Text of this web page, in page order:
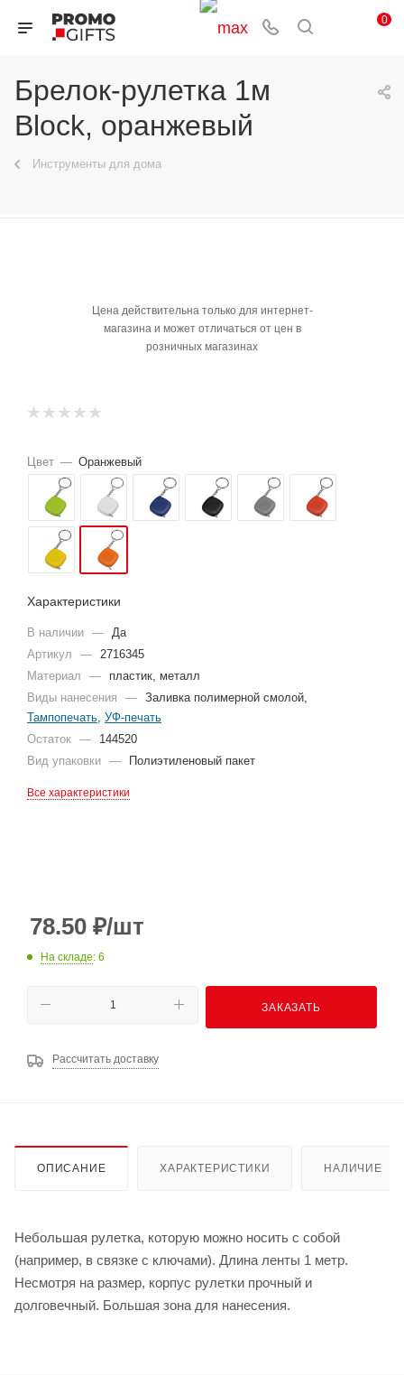
0
Брелок-рулетка 1м
Block, оранжевый
Инструменты для дома
Цена действительна только для интернет-
магазина и может отличаться от цен в
розничных магазинах
Цвет — Оранжевый
Характеристики
В наличии —
Да
Артикул
—
2716345
Материал
—
пластик, металл
Виды нанесения
— Заливка полимерной смолой,
Тампопечать УФ-печать
Остаток —
144520
Вид упаковки — Полиэтиленовый пакет
Все характеристики
78.50 ₽/шт
На складе: 6
ЗАКАЗАТЬ
Рассчитать доставку
ОПИСАНИЕ ХАРАКТЕРИСТИКИ НАЛИЧИЕ
Небольшая рулетка, которую можно носить с собой
(например, в связке с ключами). Длина ленты 1 метр.
Несмотря на размер, корпус рулетки прочный и
долговечный. Большая зона для нанесения.